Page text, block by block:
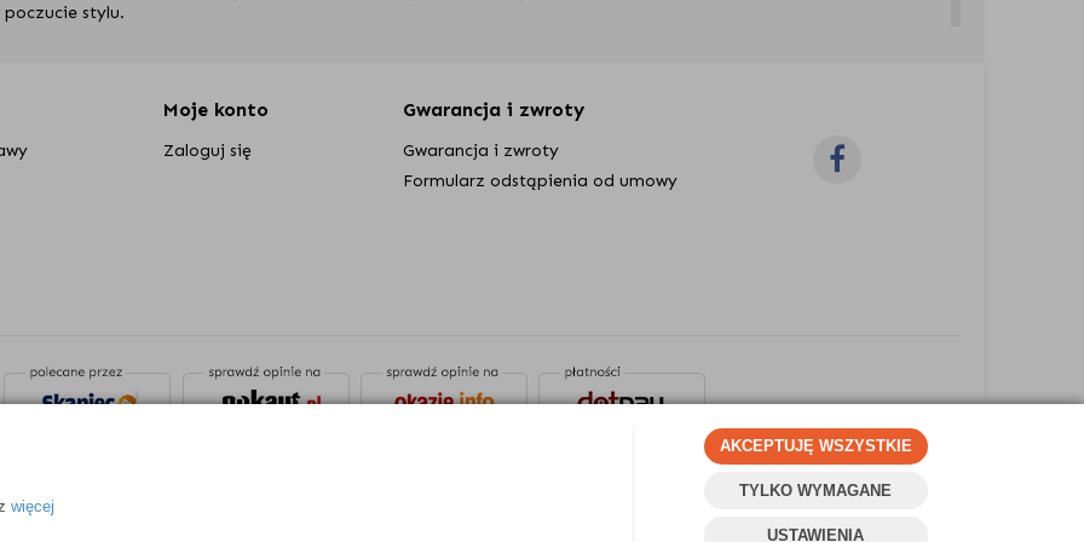
więcej
AKCEPTUJĘ WSZYSTKIE
TYLKO WYMAGANE
USTAWIENIA
stylu.
po zachodzie słońca.
samej w sobie? Nic prostszego: proponujemy oświetlenie w kształcie małych latarni
Moje konto
Zaloguj się
Gwarancja i zwroty
Gwarancja i zwroty
Formularz odstąpienia od umowy